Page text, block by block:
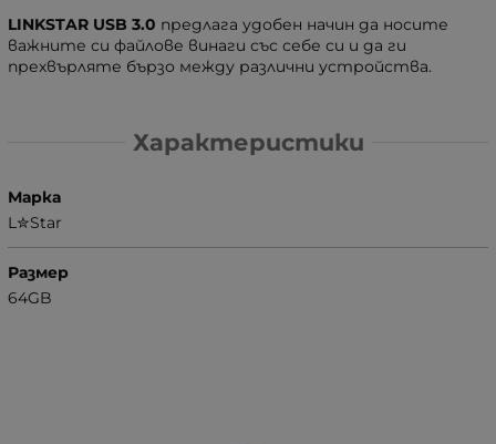
LINKSTAR USB 3.0 предлага удобен начин да носите
важните си файлове винаги със себе си и да ги
прехвърляте бързо между различни устройства.
Характеристики
Марка
L✮Star
Размер
64GB